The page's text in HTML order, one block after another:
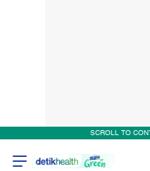
SCROLL TO